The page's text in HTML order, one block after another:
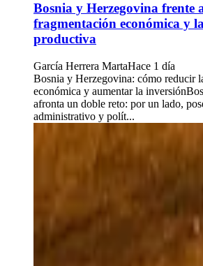
Bosnia y Herzegovina frente
fragmentación económica y
productiva
García Herrera MartaHace 1 día
Bosnia y Herzegovina: cómo reducir
económica y aumentar la
afronta un doble reto: por un lado,
administrativo y polít...